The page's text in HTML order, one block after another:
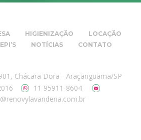
HIGIENIZAÇÃO
LOCAÇÃO
NOTÍCIAS CONTATO
Chácara Dora - Araçariguama/SP
11 95911-8604